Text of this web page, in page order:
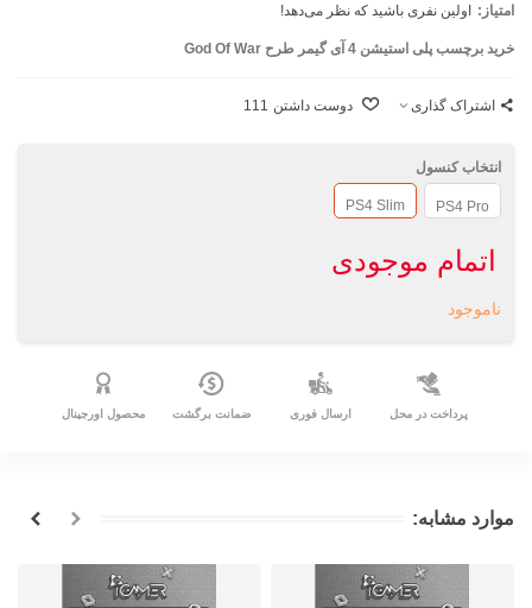
امتیاز: اولین نفری باشید که نظر می‌دهد!
خرید برچسب پلی استیشن 4 آی گیمر طرح God Of War
اشتراک گذاری دوست داشتن 111
انتخاب کنسول
PS4 Pro
PS4 Slim
اتمام موجودی
ناموجود
پرداخت در محل ارسال فوری ضمانت برگشت محصول اورجینال
موارد مشابه: